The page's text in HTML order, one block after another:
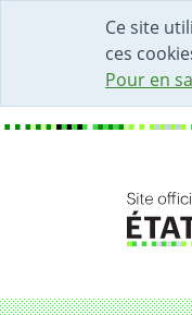
Ce site
ces
Pour en
PAGE